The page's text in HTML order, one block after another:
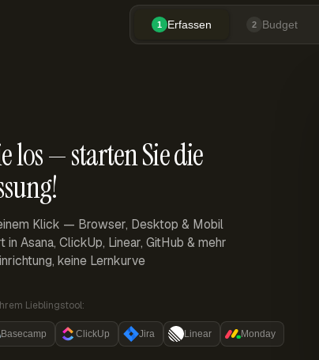
1 Erfassen 2 Budget
los — starten Sie die
Klick — Browser, Desktop & Mobil
in Asana, ClickUp, Linear, GitHub & mehr
keine Lernkurve
Lieblingstool:
Basecamp ClickUp Jira Linear Monday